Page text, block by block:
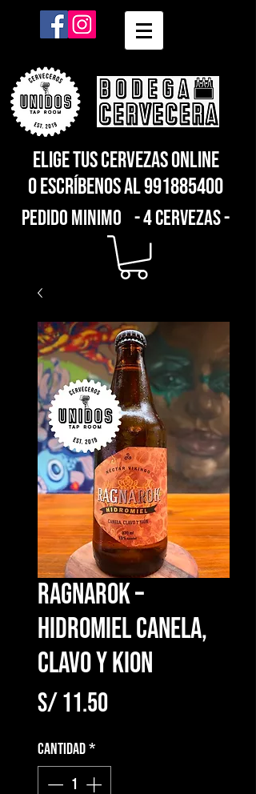
elige tus cervezas online
o escríbenos al991885400
pedido minimo - 4 cervezas -
Ragnarok –
Hidromiel Canela,
Clavo y Kion
S/ 11.50Precio
Cantidad*